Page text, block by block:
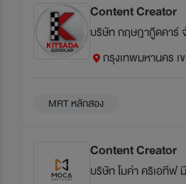
Content Creator
บริษัท กฤษฎากู๊ดคาร์
กรุงเทพมหานคร เ
MRT หลักสอง
Content Creator
บริษัท โมค่า คริเอทีฟ